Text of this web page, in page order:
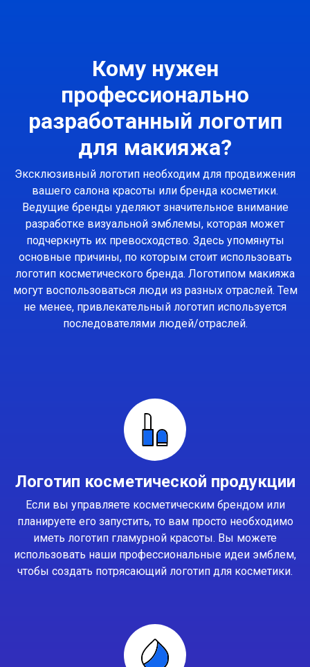
Кому нужен
профессионально
разработанный логотип
для макияжа?
Эксклюзивный логотип необходим для продвижения
вашего салона красоты или бренда косметики.
Ведущие бренды уделяют значительное внимание
разработке визуальной эмблемы, которая может
подчеркнуть их превосходство. Здесь упомянуты
основные причины, по которым стоит использовать
логотип косметического бренда. Логотипом макияжа
могут воспользоваться люди из разных отраслей. Тем
не менее, привлекательный логотип используется
последователями людей/отраслей.
Логотип косметической продукции
Если вы управляете косметическим брендом или
планируете его запустить, то вам просто необходимо
иметь логотип гламурной красоты. Вы можете
использовать наши профессиональные идеи эмблем,
чтобы создать потрясающий логотип для косметики.